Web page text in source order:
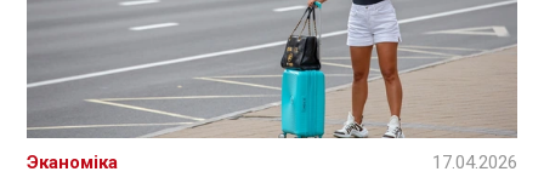
Эканоміка 17.04.2026